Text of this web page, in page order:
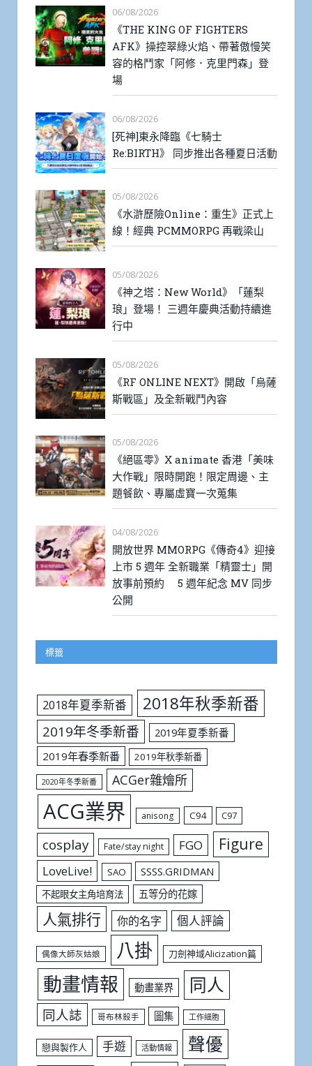
06/08/2026
《THE KING OF FIGHTERS
AFK》操控翠綠火焰、帶著傲慢笑
容的格鬥家「阿修．克里門森」登
場
06/08/2026
[死神]東永降臨《七騎士
Re:BIRTH》 同步推出各種夏日活動
05/08/2026
《水滸歷險Online：重生》正式上
線！經典 PCMMORPG 再戰梁山
05/08/2026
《神之塔：New World》「蓮梨
琅」登場！ 三週年慶典活動持續進
行中
05/08/2026
《RF ONLINE NEXT》開啟「烏薩
斯戰區」及全新戰鬥內容
05/08/2026
《絕區零》X animate 香港「美味
大作戰」限時開跑！限定周邊、主
題餐飲、專屬虛寶一次蒐集
04/08/2026
開放世界 MMORPG《傳奇4》迎接
上市 5 週年 全新職業「精靈士」開
放事前預約 5 週年紀念 MV 同步
公開
標籤
2018年夏季新番 2018年秋季新番
2019年冬季新番
2019年夏季新番
2019年春季新番
2019年秋季新番
2020年冬季新番 ACGer雜燴所
ACG業界 anisong C94 C97
cosplay Fate/stay night FGO Figure
LoveLive! SAO SSSS.GRIDMAN
不起眼女主角培育法 五等分的花嫁
人氣排行 你的名字 個人評論
偶像大師灰姑娘 八掛 刀劍神域Alicization篇
動畫情報 動畫業界 同人
同人誌 哥布林殺手 圖集 工作細胞
戀與製作人 手遊 活動情報 聲優